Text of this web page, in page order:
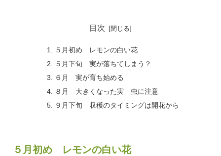
目次
５月初め レモンの白い花
５月下旬 実が落ちてしまう？
６月 実が育ち始める
８月 大きくなった実 虫に注意
９月下旬 収穫のタイミングは開花から
５月初め レモンの白い花